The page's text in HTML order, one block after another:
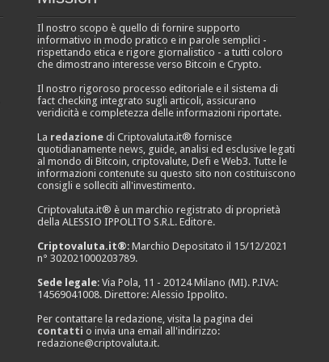
Il nostro scopo è quello di fornire supporto
informativo in modo pratico e in parole semplici -
rispettando etica e rigore giornalistico - a tutti coloro
che dimostrano interesse verso Bitcoin e Crypto.
Il nostro rigoroso processo editoriale e il sistema di
fact checking integrato sugli articoli, assicurano
veridicità e completezza delle informazioni riportate.
La redazionedi Criptovaluta.it® fornisce
quotidianamente news, guide, analisi ed esclusive legati
al mondo di Bitcoin, criptovalute, Defi e Web3. Tutte le
informazioni contenute su questo sito non costituiscono
consigli e solleciti all'investimento.
Criptovaluta.it® è un marchio registrato di proprietà
della ALESSIO IPPOLITO S.R.L. Editore.
Criptovaluta.it®: Marchio Depositato il 15/12/2021
n° 302021000203789.
Sede legale: Via Pola, 11 - 20124 Milano (MI). P.IVA:
14569041008. Direttore: Alessio Ippolito.
Per contattare la redazione, visita la pagina dei
contatti o invia una email all'indirizzo:
redazione@criptovaluta.it.